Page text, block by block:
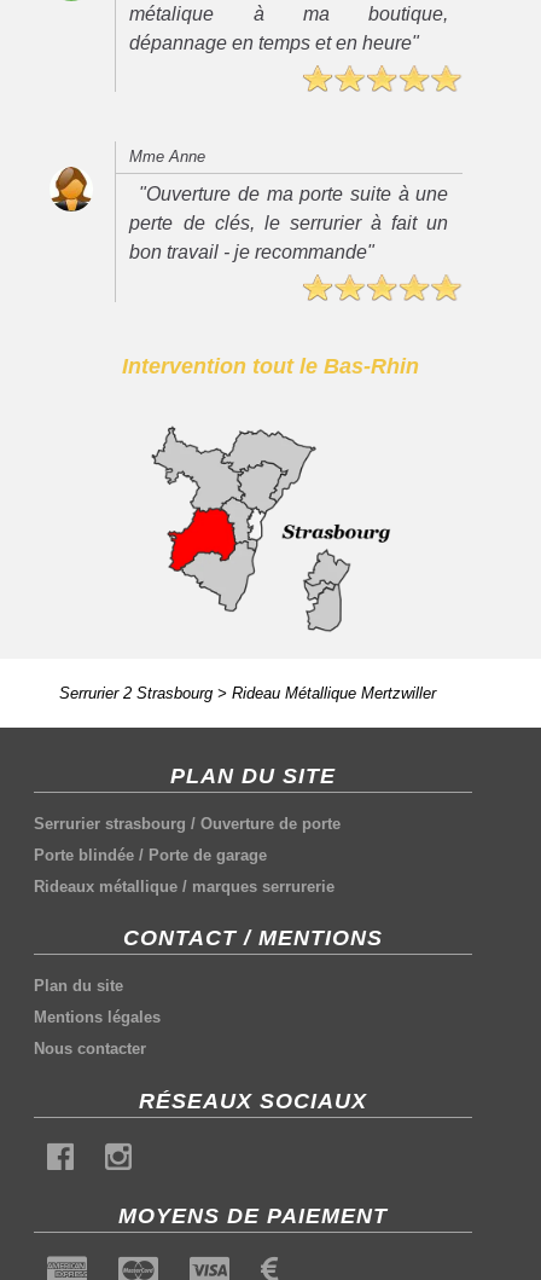
métalique à ma boutique,
dépannage en temps et en heure"
Mme Anne
"Ouverture de ma porte suite à une
perte de clés, le serrurier à fait un
bon travail - je recommande"
Intervention tout le Bas-Rhin
Serrurier 2 Strasbourg> Rideau Métallique Mertzwiller
PLAN DU SITE
Serrurier strasbourg /Ouverture de porte
Porte blindée / Porte de garage
Rideaux métallique / marques serrurerie
CONTACT / MENTIONS
Plan du site
Mentions légales
Nous contacter
RÉSEAUX SOCIAUX
MOYENS DE PAIEMENT